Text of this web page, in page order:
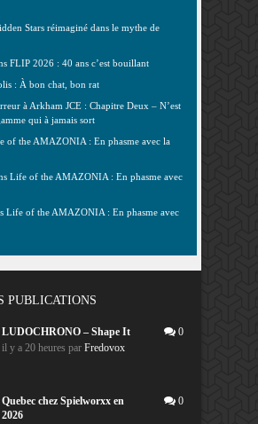
Stars réimaginé dans le mythe de
FLIP 2026 : 40 ans c’est bouillant
: À bon chat, bon rat
à Arkham JCE : Chapitre Deux – N’est
qui à jamais sort
of the AMAZONIA : En phasme avec la
Life of the AMAZONIA : En phasme avec
Life of the AMAZONIA : En phasme avec
PUBLICATIONS
LUDOCHRONO – Shape It
il y a 20 heures par Fredovox
0
Quebec chez Spielworxx en
2026
0